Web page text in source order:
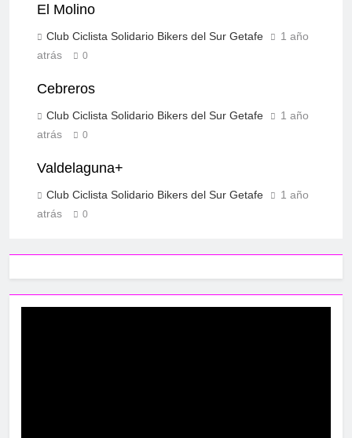
El Molino
Club Ciclista Solidario Bikers del Sur Getafe
1 año
atrás
0
Cebreros
Club Ciclista Solidario Bikers del Sur Getafe
1 año
atrás
0
Valdelaguna+
Club Ciclista Solidario Bikers del Sur Getafe
1 año
atrás
0